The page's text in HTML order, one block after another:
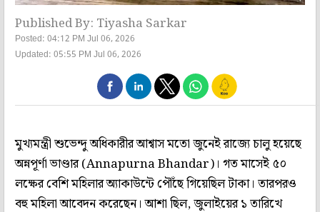
Published By: Tiyasha Sarkar
Posted: 04:12 PM Jul 06, 2026
Updated: 05:55 PM Jul 06, 2026
মুখ্যমন্ত্রী শুভেন্দু অধিকারীর আশ্বাস মতো জুনেই রাজ্যে চালু হয়েছে
অন্নপূর্ণা ভাণ্ডার (Annapurna Bhandar)। গত মাসেই ৫০
লক্ষের বেশি মহিলার অ্যাকাউন্টে পৌঁছে গিয়েছিল টাকা। তারপরও
বহু মহিলা আবেদন করেছেন। আশা ছিল, জুলাইয়ের ১ তারিখে